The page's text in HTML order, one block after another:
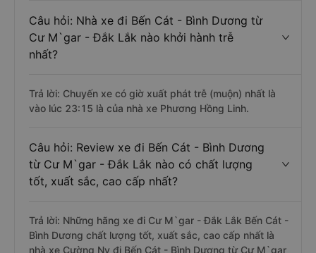
Câu hỏi: Nhà xe đi Bến Cát - Bình Dương từ
Cư M`gar - Đắk Lắk nào khởi hành trễ
nhất?
Trả lời: Chuyến xe có giờ xuất phát trễ (muộn) nhất là
vào lúc 23:15 là của nhà xe Phương Hồng Linh.
Câu hỏi: Review xe đi Bến Cát - Bình Dương
từ Cư M`gar - Đắk Lắk nào có chất lượng
tốt, xuất sắc, cao cấp nhất?
Trả lời: Những hãng xe đi Cư M`gar - Đắk Lắk Bến Cát -
Bình Dương chất lượng tốt, xuất sắc, cao cấp nhất là
nhà xe Cường Ny đi Bến Cát - Bình Dương từ Cư M`gar